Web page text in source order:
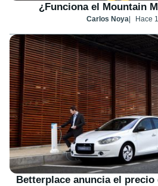
¿Funciona el Mountain
Carlos Noya Hace
Betterplace anuncia el precio